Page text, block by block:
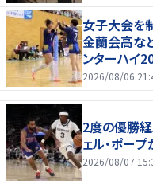
女子大会を
金蘭会高な
ンターハイ
2026/08/06
2度の優勝経
ェル・ポー
2026/08/07